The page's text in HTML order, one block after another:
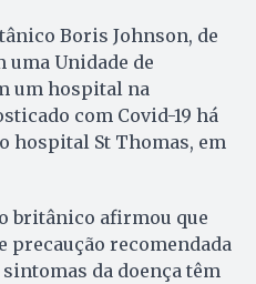
Boris Johnson, de
uma Unidade de
um hospital na
com Covid-19 há
hospital St Thomas, em
britânico afirmou que
precaução recomendada
da doença têm